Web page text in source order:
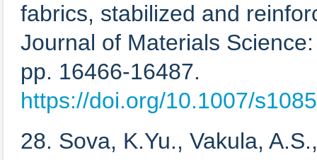
fabrics, stabilized and
Journal of Materials
pp. 16466-16487.
https://doi.org/10.1007/
28. Sova, K.Yu., Vakula,